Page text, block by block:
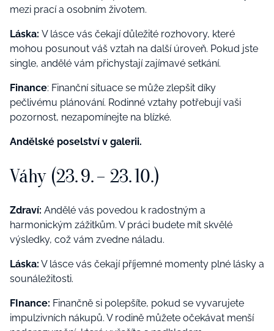
mezi prací a osobním životem.
Láska: V lásce vás čekají důležité rozhovory, které
mohou posunout váš vztah na další úroveň. Pokud jste
single, andělé vám přichystají zajímavé setkání.
Finance: Finanční situace se může zlepšit díky
pečlivému plánování. Rodinné vztahy potřebují vaši
pozornost, nezapomínejte na blízké.
Andělské poselství v galerii.
Váhy (23. 9. – 23. 10.)
Zdraví: Andělé vás povedou k radostným a
harmonickým zážitkům. V práci budete mít skvělé
výsledky, což vám zvedne náladu.
Láska: V lásce vás čekají příjemné momenty plné lásky a
sounáležitosti.
FInance: Finančně si polepšíte, pokud se vyvarujete
impulzivních nákupů. V rodině můžete očekávat menší